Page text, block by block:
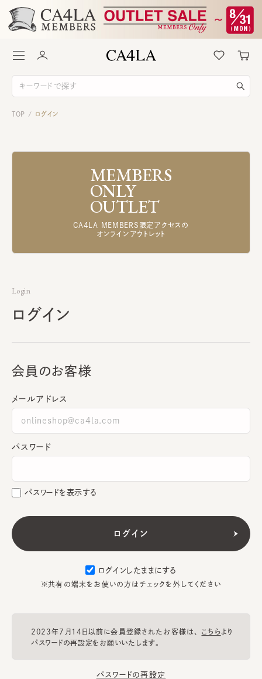
TOP / ログイン
MEMBERS
ONLY
OUTLET
CA4LA MEMBERS限定アクセスの
オンラインアウトレット
Login
ログイン
会員のお客様
メールアドレス
パスワード
パスワードを表示する
ログインしたままにする
※共有の端末をお使いの方はチェックを外してください
2023年7月14日以前に会員登録されたお客様は、 こちらより
パスワードの再設定をお願いいたします。
パスワードの再設定